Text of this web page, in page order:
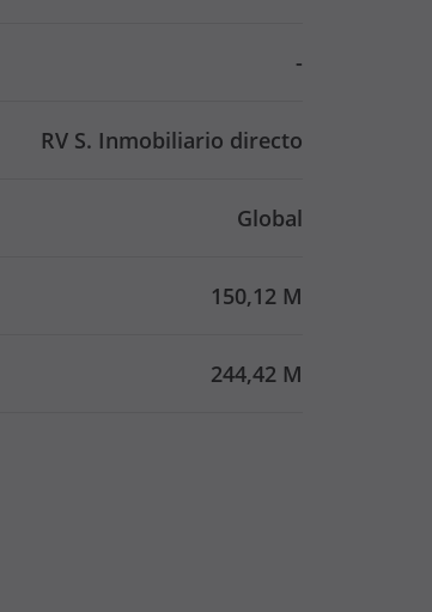
-
RV S. Inmobiliario directo
Global
150,12 M
244,42 M